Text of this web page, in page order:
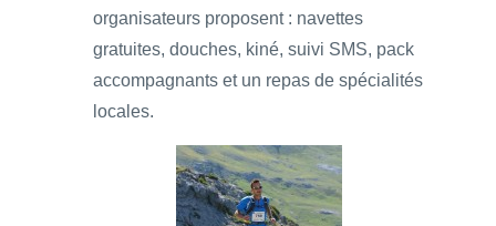
organisateurs proposent : navettes
gratuites, douches, kiné, suivi SMS, pack
accompagnants et un repas de spécialités
locales.